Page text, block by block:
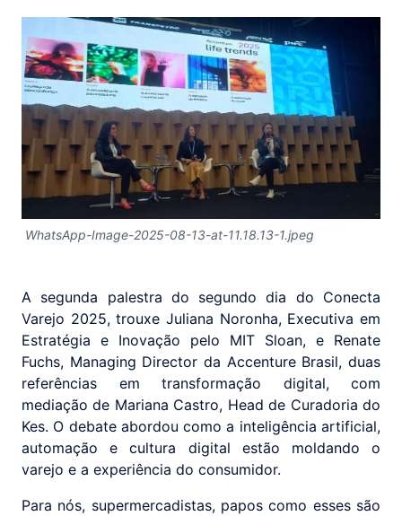
WhatsApp-Image-2025-08-13-at-11.18.13-1.jpeg
A segunda palestra do segundo dia do Conecta
Varejo 2025, trouxe Juliana Noronha, Executiva em
Estratégia e Inovação pelo MIT Sloan, e Renate
Fuchs, Managing Director da Accenture Brasil, duas
referências em transformação digital, com
mediação de Mariana Castro, Head de Curadoria do
Kes. O debate abordou como a inteligência artificial,
automação e cultura digital estão moldando o
varejo e a experiência do consumidor.
Para nós, supermercadistas, papos como esses são